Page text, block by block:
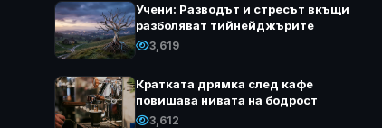
Учени: Разводът и стресът вкъщи
разболяват тийнейджърите
3,619
Кратката дрямка след кафе
повишава нивата на бодрост
3,612